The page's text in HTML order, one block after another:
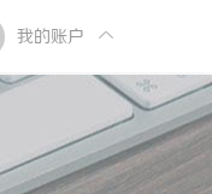
我的账户